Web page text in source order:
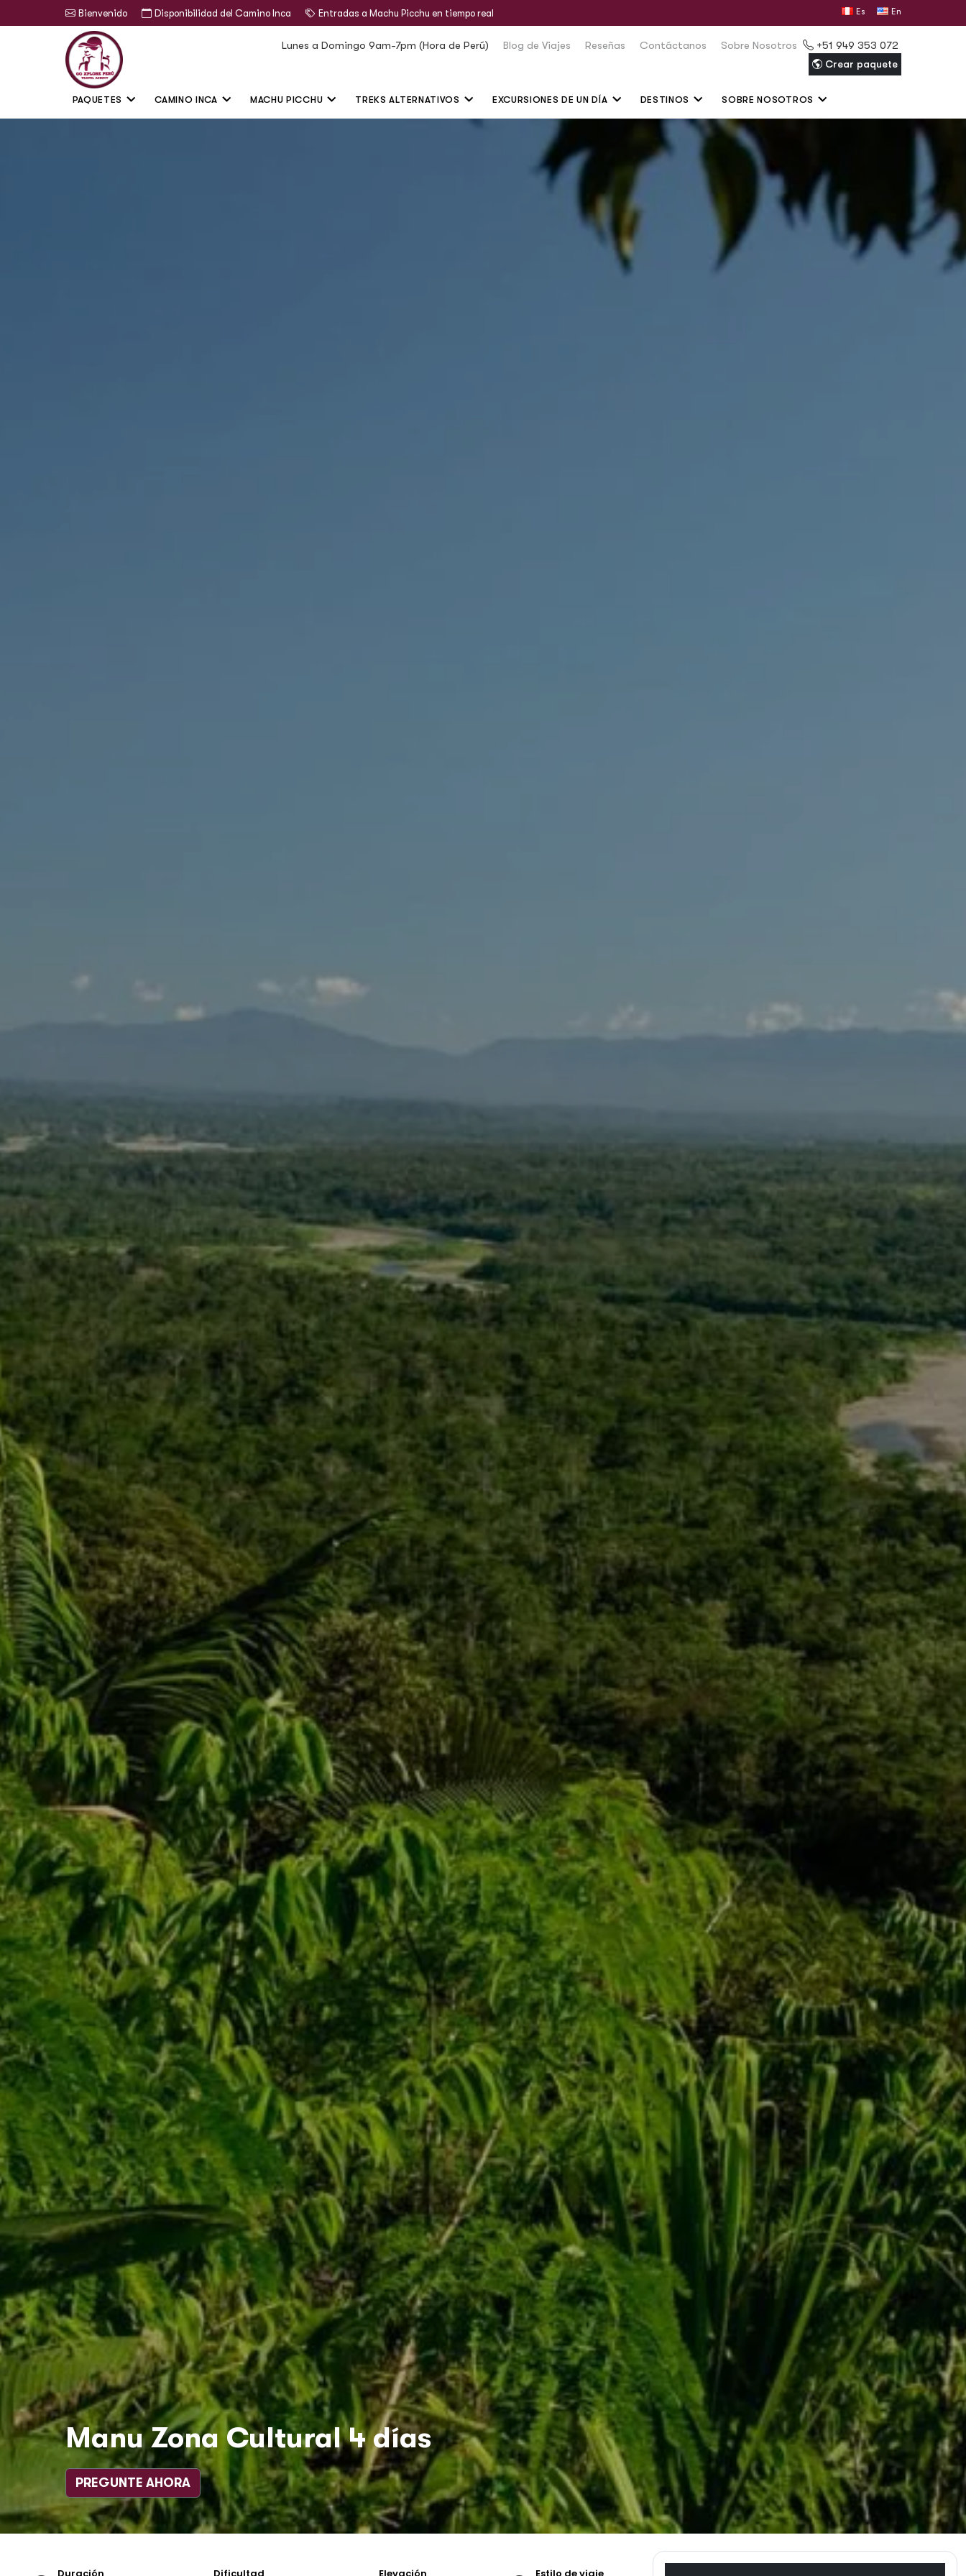
Bienvenido Disponibilidad del Camino Inca Entradas a Machu Picchu en tiempo real EspañolEnglish
Lunes a Domingo 9am-7pm (Hora de Perú) Blog de Viajes Reseñas Contáctanos Sobre Nosotros
+51 949 353 072
Crear paquete
PAQUETES CAMINO INCA MACHU PICCHU TREKS ALTERNATIVOS EXCURSIONES DE UN DÍA DESTINOS SOBRE NOSOTROS
Manu Zona Cultural 4 días
PREGUNTE AHORA